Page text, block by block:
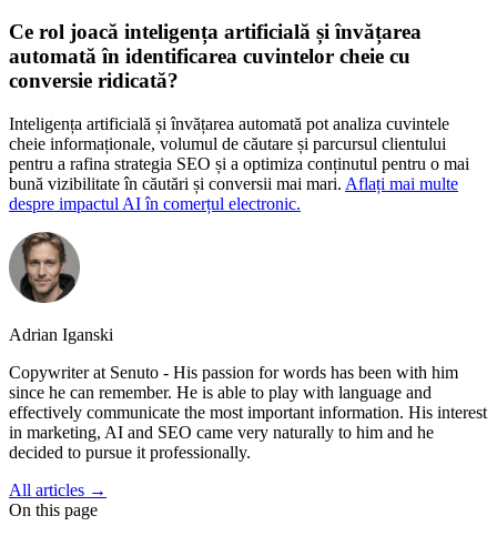
Ce rol joacă inteligența artificială și învățarea
automată în identificarea cuvintelor cheie cu
conversie ridicată?
Inteligența artificială și învățarea automată pot analiza cuvintele
cheie informaționale, volumul de căutare și parcursul clientului
pentru a rafina strategia SEO și a optimiza conținutul pentru o mai
bună vizibilitate în căutări și conversii mai mari. Aflați mai multe
despre impactul AI în comerțul electronic.
Adrian Iganski
Copywriter at Senuto - His passion for words has been with him
since he can remember. He is able to play with language and
effectively communicate the most important information. His interest
in marketing, AI and SEO came very naturally to him and he
decided to pursue it professionally.
All articles →
On this page